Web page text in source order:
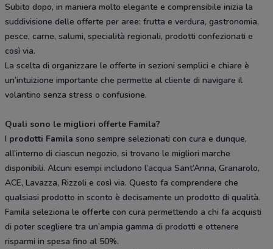
Subito dopo, in maniera molto elegante e comprensibile inizia la
suddivisione delle offerte per aree: frutta e verdura, gastronomia,
pesce, carne, salumi, specialità regionali, prodotti confezionati e
così via.
La scelta di organizzare le offerte in sezioni semplici e chiare è
un’intuizione importante che permette al cliente di navigare il
volantino senza stress o confusione.
Quali sono le migliori offerte Famila?
I prodotti Famila sono sempre selezionati con cura e dunque,
all’interno di ciascun negozio, si trovano le migliori marche
disponibili. Alcuni esempi includono l’acqua Sant’Anna, Granarolo,
ACE, Lavazza, Rizzoli e così via. Questo fa comprendere che
qualsiasi prodotto in sconto è decisamente un prodotto di qualità.
Famila seleziona le offerte con cura permettendo a chi fa acquisti
di poter scegliere tra un’ampia gamma di prodotti e ottenere
risparmi in spesa fino al 50%.